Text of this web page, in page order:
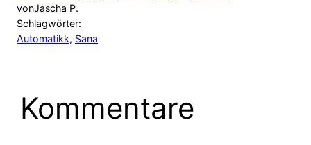
vonJascha P.
Schlagwörter:
Automatikk, Sana
Kommentare